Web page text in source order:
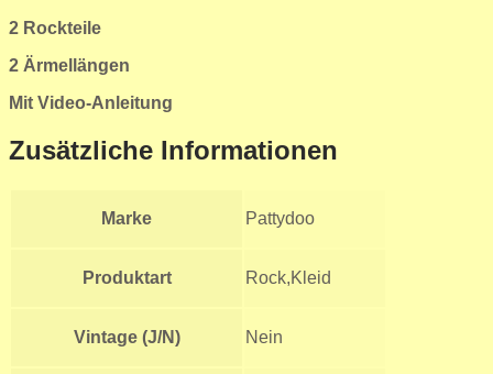
2 Rockteile
2 Ärmellängen
Mit Video-Anleitung
Zusätzliche Informationen
Marke Pattydoo
Produktart Rock,Kleid
Vintage (J/N) Nein